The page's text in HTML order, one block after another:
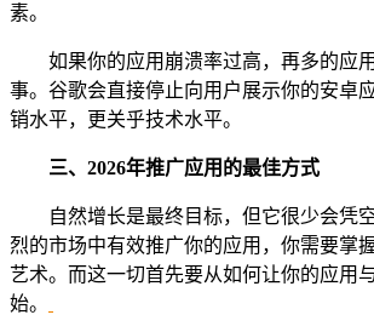
素。
如果你的应用崩溃率过高，再多的应
事。谷歌会直接停止向用户展示你的安卓
销水平，更关乎技术水平。
三、 2026年推广应用的最佳方式
自然增长是最终目标，但它很少会凭
烈的市场中有效推广你的应用，你需要掌
艺术。而这一切首先要从如何让你的应用
始。